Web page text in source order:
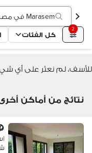
Marasem في مصر الجديدة
2
كل الفئات
للأسف، لم نعثر على أي
نتائج من أماكن